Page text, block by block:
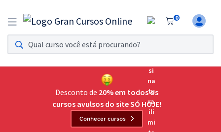
0
Assinatura Ilimitada 11
Acesso a todos os cursos. Teste grátis por 7 dias!
Assinatura OAB Até Passar
Acesso ilimitado a toda preparação para o Exame da
Desconto de 20% em todos os
cursos avulsos do site SÓ HOJE!
Conhecer cursos